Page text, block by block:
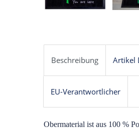
Beschreibung Artikel
EU-Verantwortlicher
Obermaterial ist aus 100 %